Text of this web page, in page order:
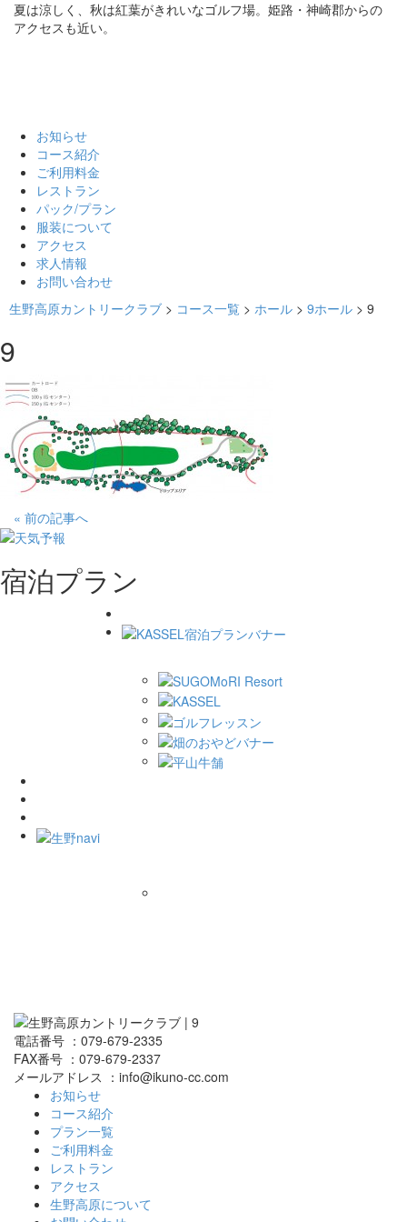
夏は涼しく、秋は紅葉がきれいなゴルフ場。姫路・神崎郡からの
アクセスも近い。
お知らせ
コース紹介
ご利用料金
レストラン
パック/プラン
服装について
アクセス
求人情報
お問い合わせ
生野高原カントリークラブ > コース一覧 > ホール > 9ホール > 9
9
« 前の記事へ
宿泊プラン
電話番号 ：079-679-2335
FAX番号 ：079-679-2337
メールアドレス ：info@ikuno-cc.com
お知らせ
コース紹介
プラン一覧
ご利用料金
レストラン
アクセス
生野高原について